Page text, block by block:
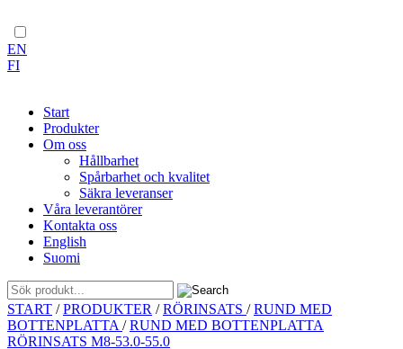
EN
FI
Start
Produkter
Om oss
Hållbarhet
Spårbarhet och kvalitet
Säkra leveranser
Våra leverantörer
Kontakta oss
English
Suomi
Skip
to
content
START /PRODUKTER /RÖRINSATS /RUND MED
BOTTENPLATTA /RUND MED BOTTENPLATTA
RÖRINSATS M8-53.0-55.0